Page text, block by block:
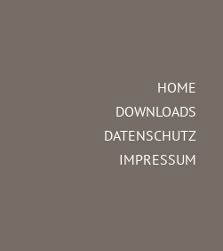
HOME
DOWNLOADS
DATENSCHUTZ
IMPRESSUM